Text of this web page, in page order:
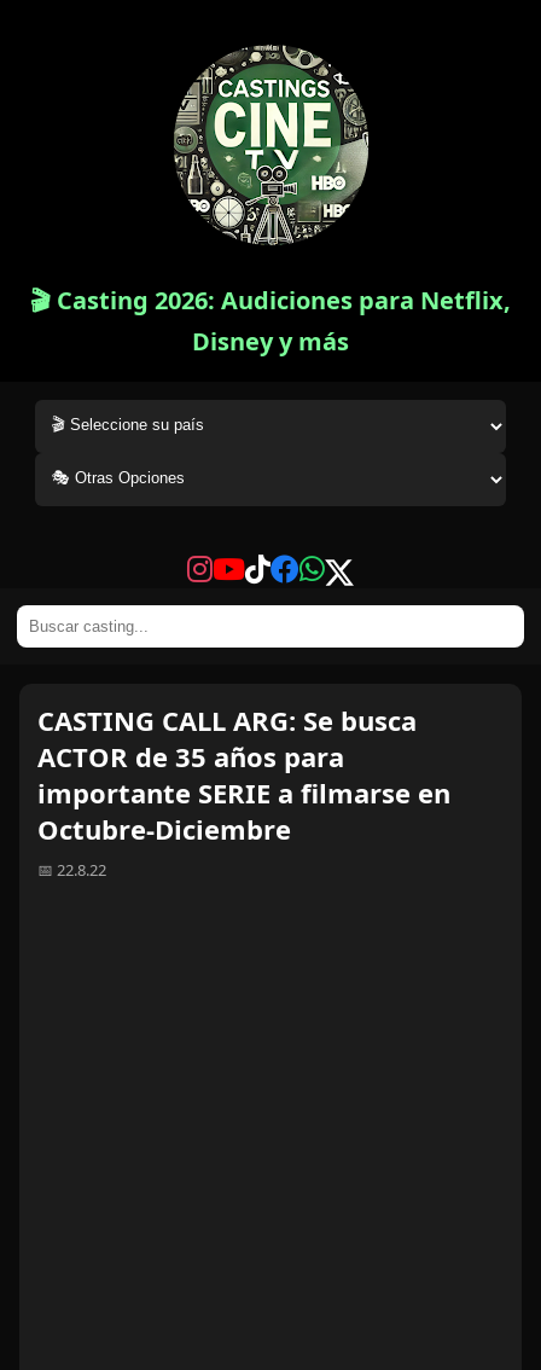
🎬 Casting 2026: Audiciones para Netflix,
Disney y más
CASTING CALL ARG: Se busca
ACTOR de 35 años para
importante SERIE a filmarse en
Octubre-Diciembre
📅 22.8.22